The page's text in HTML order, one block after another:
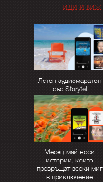
ИДИ И ВИЖ
Летен аудиомаратон
със Storytel
Месец май носи
истории, които
превръщат всеки миг
в приключение